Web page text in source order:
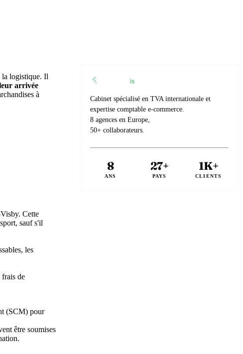
la logistique. Il
arrivée
à
Cette
sauf s'il
les
frais de
(SCM) pour
être soumises
Cabinet spécialisé en TVA internationale et
expertise comptable e-commerce.
8 agences en Europe,
50+ collaborateurs.
8
ANS
27+
PAYS
1K+
CLIENTS